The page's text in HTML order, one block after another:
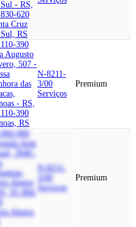
- RS,
620
Cruz
RS
390
Augusto
507 -
das
- RS,
390
RS
N-8211-
3/00
Serviços
Premium
900
Assis
3940 -
Alegre
91.060-
Alegre,
N-8211-
3/00
Serviços
Premium